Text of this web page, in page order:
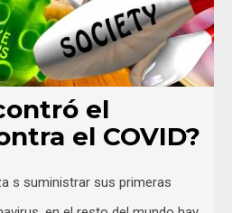
el
el COVID?
s suministrar sus primeras